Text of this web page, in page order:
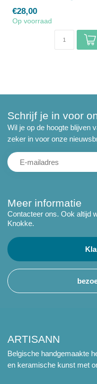
€28,00
Op voorraad
Meer informatie
Contacteer ons. Ook altijd
Knokke.
Schrijf je in voor
Wil je op de hoogte blijven
zeker in voor onze
ARTISANN
Belgische handgemaakte
en keramische kunst met